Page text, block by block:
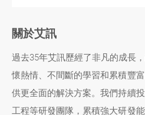
關於艾訊
過去35年艾訊歷經了非凡的成長
懷熱情、不間斷的學習和累積豐
供更全面的解決方案。我們持續
工程等研發團隊，累積強大研發